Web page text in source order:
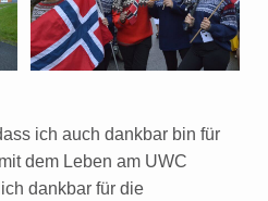
ich auch dankbar bin für
dem Leben am UWC
dankbar für die